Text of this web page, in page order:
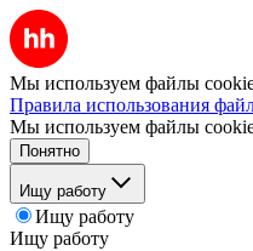
Мы используем файлы
Правила использования
Мы используем файлы
Понятно
Ищу работу
Ищу работу
Ищу работу